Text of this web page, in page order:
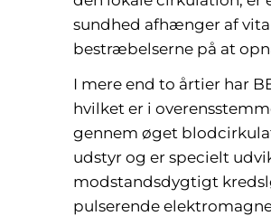
sundhed afhænger af
bestræbelserne på at
I mere end to årtier har
hvilket er i
gennem øget
udstyr og er specielt
modstandsdygtigt
pulserende